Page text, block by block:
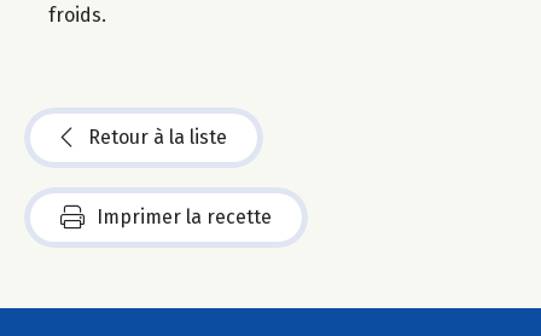
froids.
Retour à la liste
Imprimer la recette